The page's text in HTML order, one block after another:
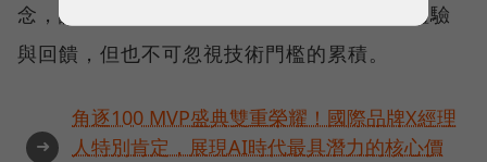
念，講求創業的「速度」，快速反應使用者體驗
與回饋，但也不可忽視技術門檻的累積。
➜
角逐100 MVP盛典雙重榮耀！國際品牌X經理
人特別肯定，展現AI時代最具潛力的核心價